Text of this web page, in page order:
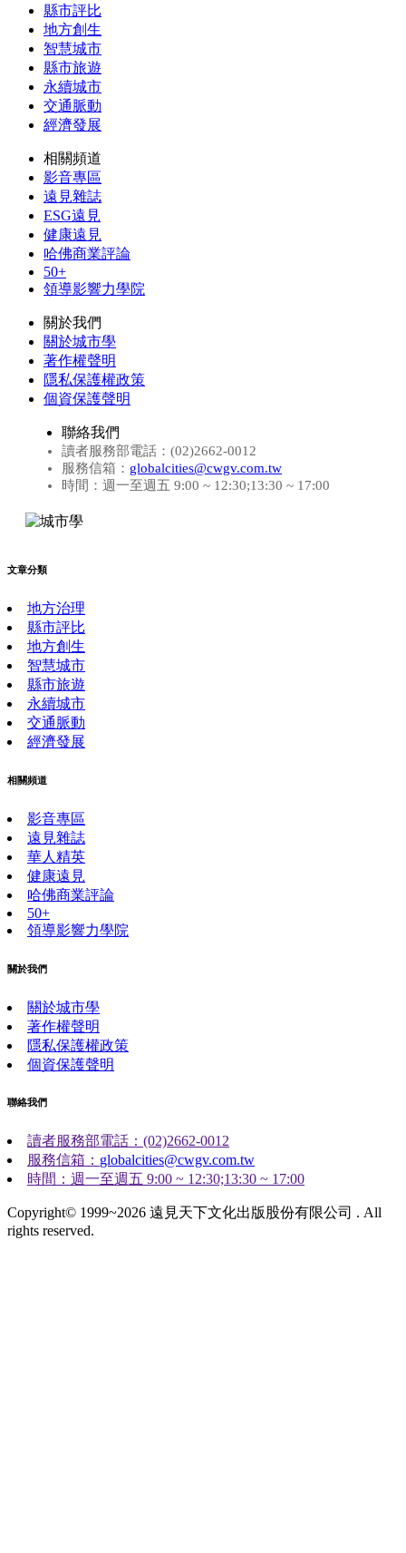
縣市評比
地方創生
智慧城市
縣市旅遊
永續城市
交通脈動
經濟發展
相關頻道
影音專區
遠見雜誌
ESG遠見
健康遠見
哈佛商業評論
50+
領導影響力學院
關於我們
關於城市學
著作權聲明
隱私保護權政策
個資保護聲明
聯絡我們
讀者服務部電話：(02)2662-0012
服務信箱： globalcities@cwgv.com.tw
時間：週一至週五 9:00 ~ 12:30;13:30 ~ 17:00
文章分類
地方治理
縣市評比
地方創生
智慧城市
縣市旅遊
永續城市
交通脈動
經濟發展
相關頻道
影音專區
遠見雜誌
華人精英
健康遠見
哈佛商業評論
50+
領導影響力學院
關於我們
關於城市學
著作權聲明
隱私保護權政策
個資保護聲明
聯絡我們
讀者服務部電話：(02)2662-0012
服務信箱： globalcities@cwgv.com.tw
時間：週一至週五 9:00 ~ 12:30;13:30 ~ 17:00
Copyright© 1999~2026 遠見天下文化出版股份有限公司 . All
rights reserved.